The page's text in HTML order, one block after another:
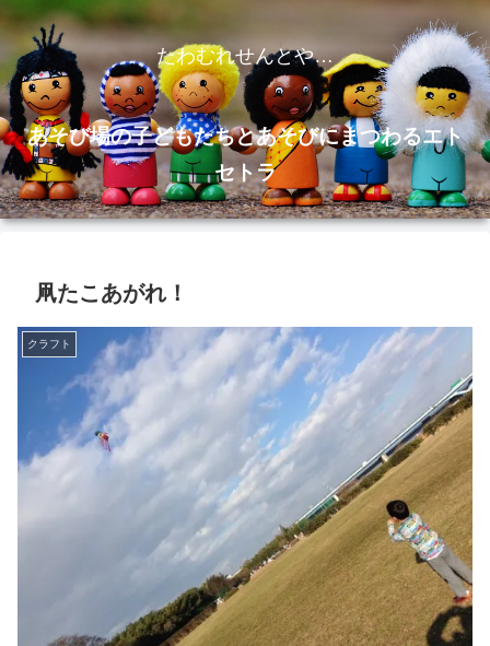
たわむれせんとや…
あそび場の子どもたちとあそびにまつわるエト
セトラ
凧たこあがれ！
クラフト